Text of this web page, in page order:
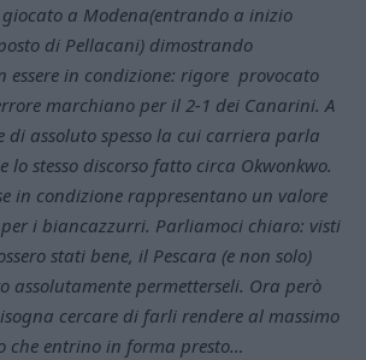
a Modena(entrando a inizio
di Pellacani) dimostrando
essere in condizione: rigore provocato
marchiano per il 2-1 dei Canarini. A
di assoluto spesso la cui carriera parla
lo stesso discorso fatto circa Okwonkwo.
in condizione rappresentano un valore
i biancazzurri. Parliamoci chiaro: visti
stati bene, il Pescara (e non solo)
assolutamente permetterseli. Ora però
cercare di farli rendere al massimo
che entrino in forma presto…